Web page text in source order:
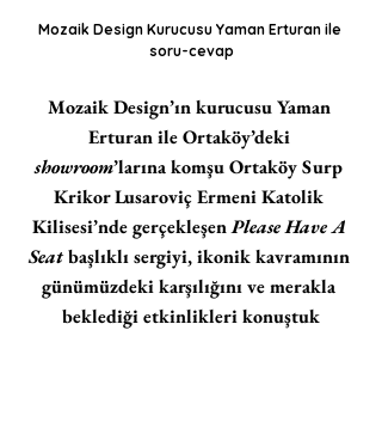
Mozaik Design Kurucusu Yaman Erturan ile
soru-cevap
Mozaik Design’ın kurucusu Yaman
Erturan ile Ortaköy’deki
showroom’larına komşu Ortaköy Surp
Krikor Lusaroviç Ermeni Katolik
Kilisesi’nde gerçekleşen Please Have A
Seat başlıklı sergiyi, ikonik kavramının
günümüzdeki karşılığını ve merakla
beklediği etkinlikleri konuştuk